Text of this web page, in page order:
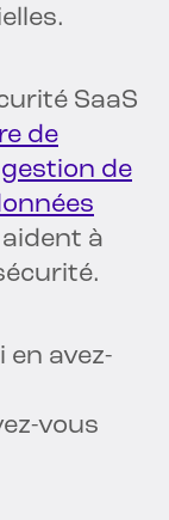
SaaS
de
gestion de
à
en avez-
vous